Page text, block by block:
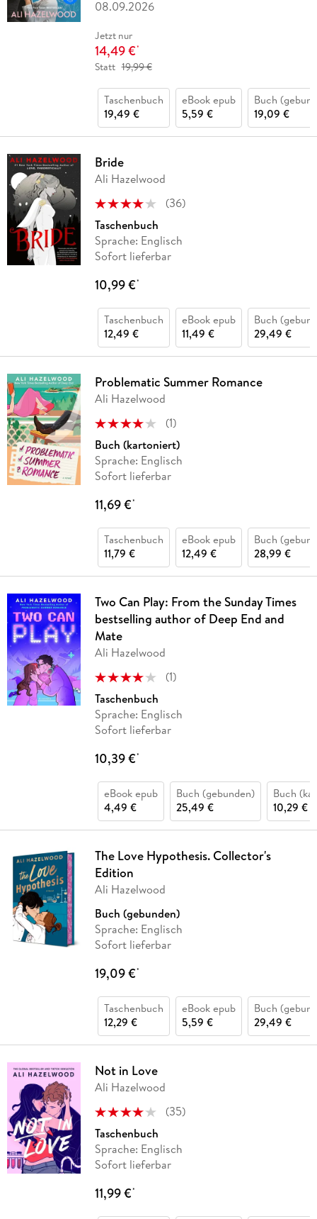
08.09.2026
Jetzt nur
14,49 €*
Statt 19,99 €
Taschenbuch
19,49 €
eBook epub
5,59 €
Buch
19,09 €
Bride
Ali Hazelwood
(36)
Taschenbuch
Sprache: Englisch
Sofort lieferbar
10,99 €*
Taschenbuch
12,49 €
eBook epub
11,49 €
Buch
29,49 €
Problematic Summer Romance
Ali Hazelwood
(1)
Buch (kartoniert)
Sprache: Englisch
Sofort lieferbar
11,69 €*
Taschenbuch
11,79 €
eBook epub
12,49 €
Buch
28,99 €
Two Can Play: From the Sunday Times
bestselling author of Deep End and
Mate
Ali Hazelwood
(1)
Taschenbuch
Sprache: Englisch
Sofort lieferbar
10,39 €*
eBook epub
4,49 €
Buch (gebunden)
25,49 €
Buch
10,29 €
The Love Hypothesis. Collector's
Edition
Ali Hazelwood
Buch (gebunden)
Sprache: Englisch
Sofort lieferbar
19,09 €*
Taschenbuch
12,29 €
eBook epub
5,59 €
Buch
29,49 €
Not in Love
Ali Hazelwood
(35)
Taschenbuch
Sprache: Englisch
Sofort lieferbar
11,99 €*